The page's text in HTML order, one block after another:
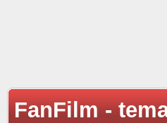
FanFilm -